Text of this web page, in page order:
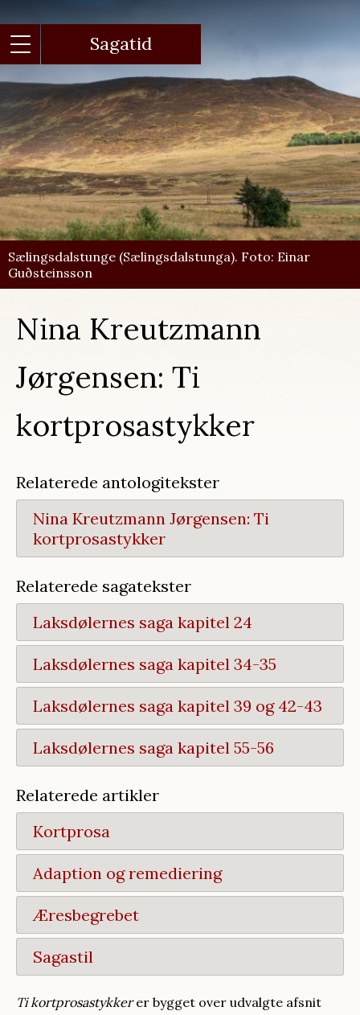
til
hovedindhold
Sagatid
Sælingsdalstunge (Sælingsdalstunga). Foto: Einar
Guðsteinsson
Nina Kreutzmann
Jørgensen: Ti
kortprosastykker
Relaterede antologitekster
Nina Kreutzmann Jørgensen: Ti
kortprosastykker
Relaterede sagatekster
Laksdølernes saga kapitel 24
Laksdølernes saga kapitel 34-35
Laksdølernes saga kapitel 39 og 42-43
Laksdølernes saga kapitel 55-56
Relaterede artikler
Kortprosa
Adaption og remediering
Æresbegrebet
Sagastil
Ti kortprosastykkerer bygget over udvalgte afsnit